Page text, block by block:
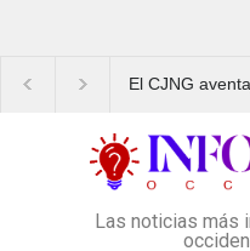
El CJNG
Montenegro
Las noticias más